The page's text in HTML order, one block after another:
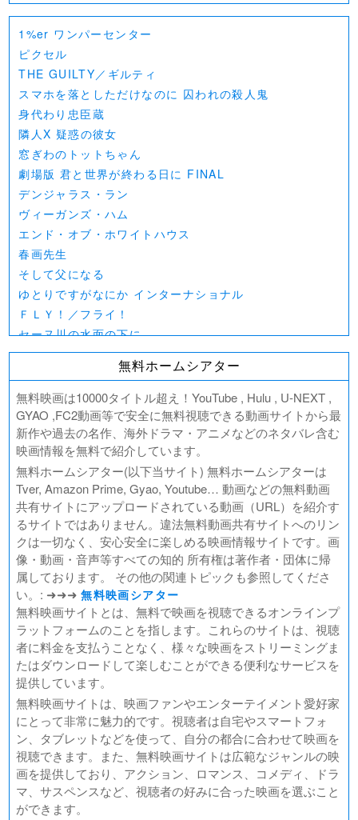
1%er ワンパーセンター
ピクセル
THE GUILTY／ギルティ
スマホを落としただけなのに 囚われの殺人鬼
身代わり忠臣蔵
隣人X 疑惑の彼女
窓ぎわのトットちゃん
劇場版 君と世界が終わる日に FINAL
デンジャラス・ラン
ヴィーガンズ・ハム
エンド・オブ・ホワイトハウス
春画先生
そして父になる
ゆとりですがなにか インターナショナル
ＦＬＹ！／フライ！
セーヌ川の水面の下に
北極百貨店のコンシェルジュさん
好きでも嫌いなあまのじゃく
デジモンアドベンチャー02 THE BEGINNING
範馬刃牙VSケンガンアシュラ
一月の声に歓びを刻め
PLAY! ～勝つとか負けるとかは、どーでもよくて～
ULTRAMAN： RISING
BLAME!（ブラム）
ゴールデンカムイ
FUKUYAMA MASAHARU LIVE FILM 言霊の幸わう夏
@NIPPON BUDOKAN 2023
春の画 SHUNGA
熱のあとに
Civil War（原題）
翔んで埼玉 ～琵琶湖より愛をこめて～
無料ホームシアター
無料映画は10000タイトル超え！YouTube , Hulu , U-NEXT ,
GYAO ,FC2動画等で安全に無料視聴できる動画サイトから最
新作や過去の名作、海外ドラマ・アニメなどのネタバレ含む
映画情報を無料で紹介しています。
無料ホームシアター(以下当サイト) 無料ホームシアターは
Tver, Amazon Prime, Gyao, Youtube… 動画などの無料動画
共有サイトにアップロードされている動画（URL）を紹介す
るサイトではありません。違法無料動画共有サイトへのリン
クは一切なく、安心安全に楽しめる映画情報サイトです。画
像・動画・音声等すべての知的 所有権は著作者・団体に帰
属しております。 その他の関連トピックも参照してくださ
い。: ➜➜➜無料映画シアター
無料映画サイトとは、無料で映画を視聴できるオンラインプ
ラットフォームのことを指します。これらのサイトは、視聴
者に料金を支払うことなく、様々な映画をストリーミングま
たはダウンロードして楽しむことができる便利なサービスを
提供しています。
無料映画サイトは、映画ファンやエンターテイメント愛好家
にとって非常に魅力的です。視聴者は自宅やスマートフォ
ン、タブレットなどを使って、自分の都合に合わせて映画を
視聴できます。また、無料映画サイトは広範なジャンルの映
画を提供しており、アクション、ロマンス、コメディ、ドラ
マ、サスペンスなど、視聴者の好みに合った映画を選ぶこと
ができます。